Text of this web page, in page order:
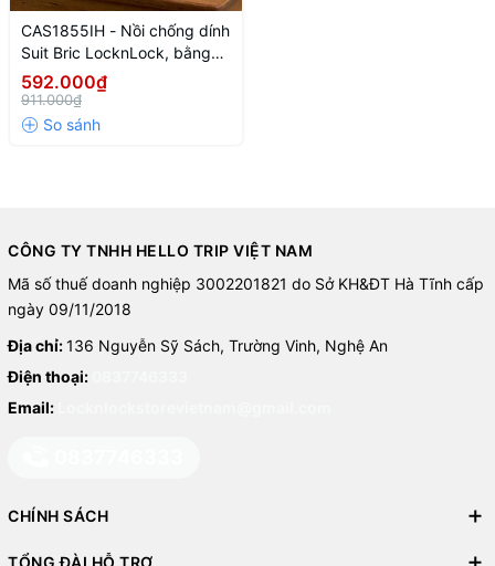
CAS1855IH - Nồi chống dính
Suit Bric LocknLock, bằng
nhôm, 1 tay cầm, 18 cm -
màu ngà
592.000₫
911.000₫
CÔNG TY TNHH HELLO TRIP VIỆT NAM
Mã số thuế doanh nghiệp 3002201821 do Sở KH&ĐT Hà Tĩnh cấp
ngày 09/11/2018
Địa chỉ:136 Nguyễn Sỹ Sách, Trường Vinh, Nghệ An
Điện thoại:
Email:
CHÍNH SÁCH
TỔNG ĐÀI HỖ TRỢ